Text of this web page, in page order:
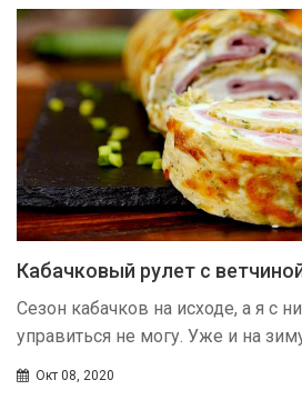
Кабачковый рулет с
Сезон кабачков на исходе, а я с
управиться не могу. Уже и на
Окт 08, 2020